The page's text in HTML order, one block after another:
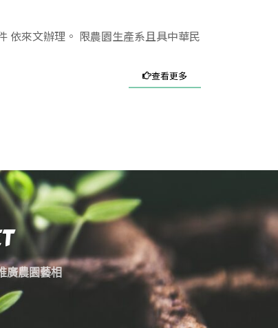
依來文辦理。 限農園生產系且具中華民
查看更多
廣農園藝相